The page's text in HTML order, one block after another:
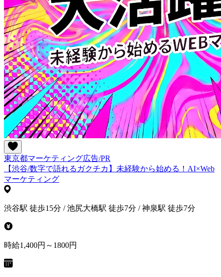
東京都マーケティング広告/PR
【渋谷/数字で語れるガクチカ】未経験から始める！AI×Web
マーケティング
渋谷駅 徒歩15分 / 池尻大橋駅 徒歩7分 / 神泉駅 徒歩7分
時給1,400円～1800円